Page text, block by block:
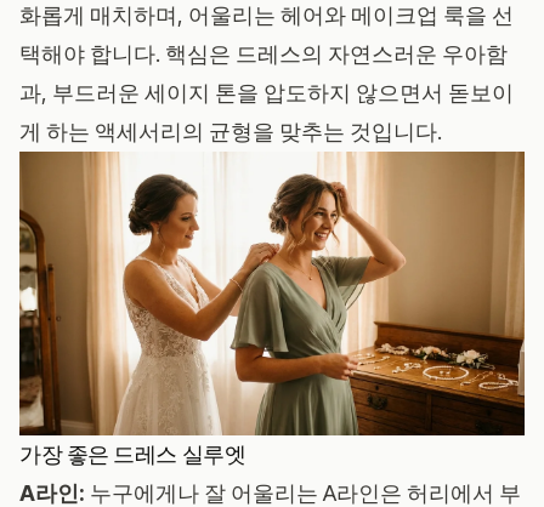
화롭게 매치하며, 어울리는 헤어와 메이크업 룩을 선
택해야 합니다. 핵심은 드레스의 자연스러운 우아함
과, 부드러운 세이지 톤을 압도하지 않으면서 돋보이
게 하는 액세서리의 균형을 맞추는 것입니다.
가장 좋은 드레스 실루엣
A라인: 누구에게나 잘 어울리는 A라인은 허리에서 부